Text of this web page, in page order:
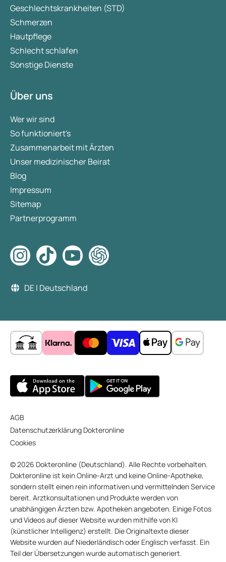
Geschlechtskrankheiten (STD)
Schmerzen
Hautpflege
Schlecht schlafen
Sonstige Dienste
Über uns
Wer wir sind
So funktioniert's
Zusammenarbeit mit Ärzten
Unser medizinischer Beirat
Blog
Impressum
Sitemap
Partnerprogramm
DE | Deutschland
AGB
Datenschutzerklärung Dokteronline
Cookies
© 2026 Dokteronline (Deutschland). Alle Rechte vorbehalten.
Dokteronline ist kein Online-Arzt und keine Online-Apotheke,
sondern stellt einen rein informativen und vermittelnden Service
bereit. Arztkonsultationen und Produkte werden von
unabhängigen Ärzten bzw. Apotheken angeboten. Einige Fotos
und Videos auf dieser Website wurden mithilfe von KI
(künstlicher Intelligenz) erstellt. Die Originaltexte dieser
Website wurden auf Niederländisch oder Englisch verfasst. Ein
Teil der Übersetzungen wurde automatisch generiert.